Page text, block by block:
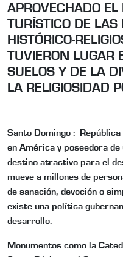
APROVECHADO EL
TURÍSTICO DE LAS
HISTÓRICO-
TUVIERON LUGAR
SUELOS Y DE LA
LA RELIGIOSIDAD
Santo Domingo :
en América y poseedora
destino atractivo para el
mueve a millones de
de sanación, devoción o
existe una política
desarrollo.
Monumentos como la